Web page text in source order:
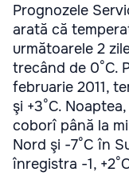
Prognozele
arată că
următoarele 2
trecând de 0°C.
februarie 2011,
şi +3°C.
coborî până la
Nord şi -7°C în
înregistra -1,